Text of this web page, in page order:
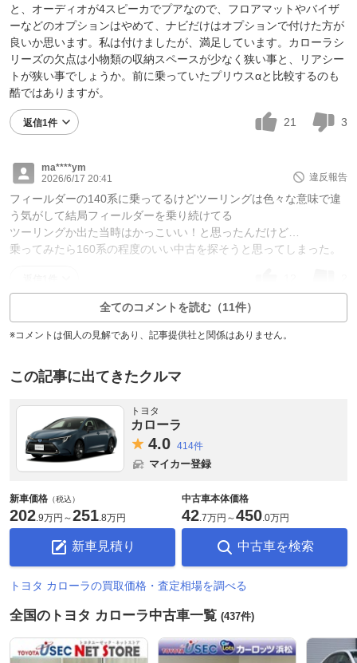
と、オーディオが4スピーカでプアなので、フロアマットやバイザ
ーなどのオプションはやめて、ナビだけはオプションで付けた方が
良いか思います。私は付けましたが、満足しています。カローラシ
リーズの欠点は小物類の収納スペースが少なく狭い事と、リアシー
トが狭い事でしょうか。前に乗っていたプリウスαと比較するのも
酷ではありますが。
返信1件 21 3
ma****ym
2026/6/17 20:41
違反報告
フィールダーの140系に乗ってるけどツーリングは色々な意味で違
う気がして結局フィールダーを乗り続けてる
ツーリングか出た当時はかっこいい！と思ったんだけど…
乗ってみたら160系の程度のいい中古を探そうと思ってしまった。
全てのコメントを読む（11件）
※コメントは個人の見解であり、記事提供社と関係はありません。
この記事に出てきたクルマ
トヨタ
カローラ
4.0 414件
マイカー登録
新車価格 （税込）
202.9万円 ～251.8万円
新車見積り
中古車本体価格
42.7万円 ～450.0万円
中古車を検索
トヨタ カローラの買取価格・査定相場を調べる
全国のトヨタ カローラ中古車一覧 (437件)